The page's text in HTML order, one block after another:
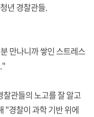
년 경찰관들.
만나니까 쌓인 스트레스
관들의 노고를 잘 알고
"경찰이 과학 기반 위에